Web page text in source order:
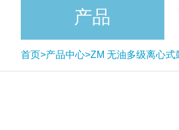
产品
首页>产品中心>ZM 无油多级离心式